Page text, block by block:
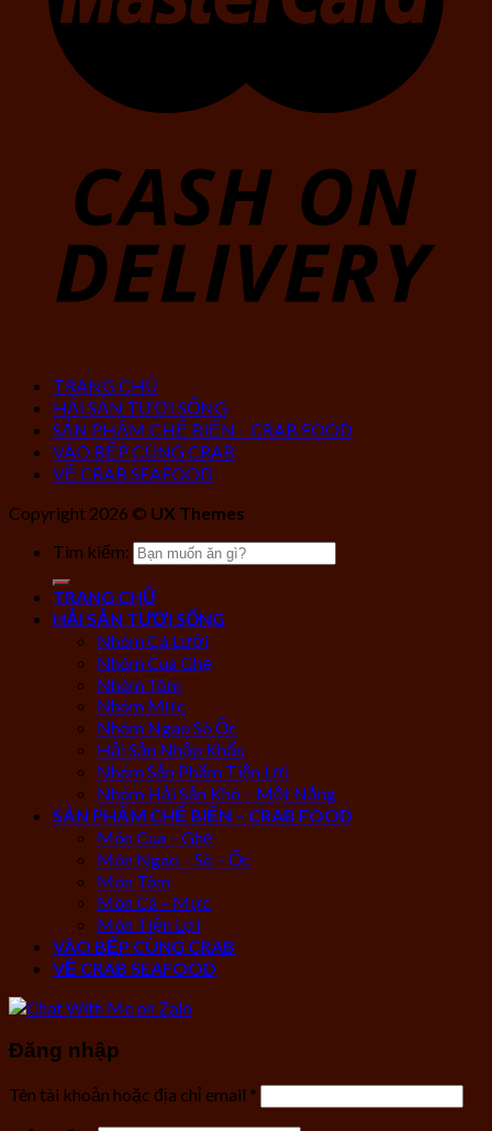
TRANG CHỦ
HẢI SẢN TƯƠI SỐNG
SẢN PHẨM CHẾ BIẾN – CRAB FOOD
VÀO BẾP CÙNG CRAB
VỀ CRAB SEAFOOD
Copyright 2026 © UX Themes
Tìm kiếm:
TRANG CHỦ
HẢI SẢN TƯƠI SỐNG
Nhóm Cá Lưới
Nhóm Cua Ghẹ
Nhóm Tôm
Nhóm Mực
Nhóm Ngao Sò Ốc
Hải Sản Nhập Khẩu
Nhóm Sản Phẩm Tiện Lợi
Nhóm Hải Sản Khô – Một Nắng
SẢN PHẨM CHẾ BIẾN – CRAB FOOD
Món Cua – Ghẹ
Món Ngao – Sò – Ốc
Món Tôm
Món Cá – Mực
Món Tiện Lợi
VÀO BẾP CÙNG CRAB
VỀ CRAB SEAFOOD
Đăng nhập
Tên tài khoản hoặc địa chỉ email *